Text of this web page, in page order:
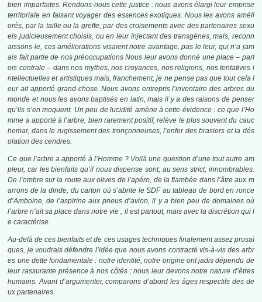
bien imparfaites. Rendons-nous cette justice : nous avons élargi leur emprise
territoriale en faisant voyager des essences exotiques. Nous les avons améli
orés, par la taille ou la greffe, par des croisements avec des partenaires sexu
els judicieusement choisis, ou en leur injectant des transgènes, mais, reconn
aissons-le, ces améliorations visaient notre avantage, pas le leur, qui n’a jam
ais fait partie de nos préoccupations Nous leur avons donné une place – parf
ois centrale – dans nos mythes, nos croyances, nos religions, nos tentatives i
ntellectuelles et artistiques mais, franchement, je ne pense pas que tout cela l
eur ait apporté grand-chose. Nous avons entrepris l’inventaire des arbres du
monde et nous les avons baptisés en latin, mais il y a des raisons de penser
qu’ils s’en moquent. Un peu de lucidité amène à cette évidence : ce que l’Ho
mme a apporté à l’arbre, bien rarement positif, relève le plus souvent du cauc
hemar, dans le rugissement des tronçonneuses, l’enfer des brasiers et la dés
olation des cendres.
Ce que l’arbre a apporté à l’Homme ? Voilà une question d’une tout autre am
pleur, car les bienfaits qu’il nous dispense sont, au sens strict, innombrables.
De l’ombre sur la route aux olives de l’apéro, de la flambée dans l’âtre aux m
arrons de la dinde, du carton où s’abrite le SDF au tableau de bord en ronce
d’Amboine, de l’aspirine aux pneus d’avion, il y a bien peu de domaines où
l’arbre n’ait sa place dans notre vie ; il est partout, mais avec la discrétion qui l
e caractérise.
Au-delà de ces bienfaits et de ces usages techniques finalement assez prosaï
ques, je voudrais défendre l’idée que nous avons contracté vis-à-vis des arbr
es une dette fondamentale : notre identité, notre origine ont jadis dépendu de
leur rassurante présence à nos côtés ; nous leur devons notre nature d’êtres
humains. Avant d’argumenter, comparons d’abord les âges respectifs des de
ux partenaires.